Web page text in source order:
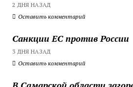
2 ДНЯ НАЗАД
Оставить комментарий
Санкции ЕС против России
3 ДНЯ НАЗАД
Оставить комментарий